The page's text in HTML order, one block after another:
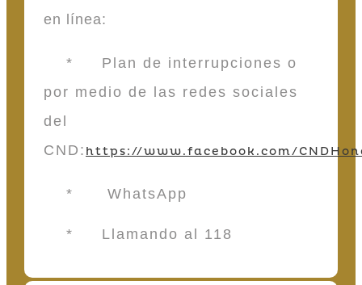
en línea:
* Plan de interrupciones o
por medio de las redes sociales
del
CND: https://www.facebook.com/
* WhatsApp
* Llamando al 118